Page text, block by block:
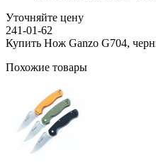
Уточняйте цену
241-01-62
Купить Нож Ganzo G704,
Похожие товары